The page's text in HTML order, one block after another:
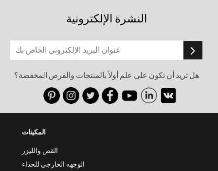
النشرة الإلكترونية
هل تريد أن تكون على علم أولاً بالمنتجات والفرص المخفضة؟
المكينات
القص والليزر
الوجهه الخارجي للحذاء